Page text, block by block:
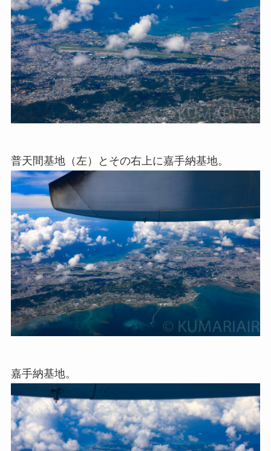
普天間基地（左）とその右上に嘉手納基地。
嘉手納基地。